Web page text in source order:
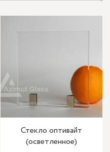
Стекло оптивайт
(осветленное)